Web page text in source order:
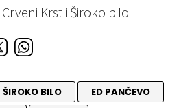
Crveni Krst i Široko bilo
ŠIROKO BILO
ED PANČEVO